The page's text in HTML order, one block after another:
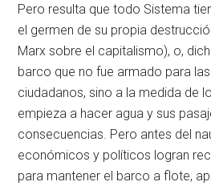
Pero resulta que todo Sistema
el germen de su propia
Marx sobre el capitalismo), o,
barco que no fue armado para
ciudadanos, sino a la medida de
empieza a hacer agua y sus
consecuencias. Pero antes del
económicos y políticos logran
para mantener el barco a flote,